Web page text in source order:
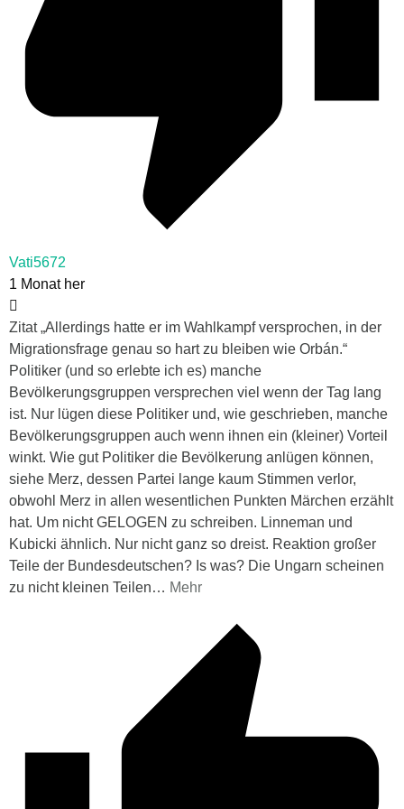
Vati5672
1 Monat her
Zitat „Allerdings hatte er im Wahlkampf versprochen, in der
Migrationsfrage genau so hart zu bleiben wie Orbán.“
Politiker (und so erlebte ich es) manche
Bevölkerungsgruppen versprechen viel wenn der Tag lang
ist. Nur lügen diese Politiker und, wie geschrieben, manche
Bevölkerungsgruppen auch wenn ihnen ein (kleiner) Vorteil
winkt. Wie gut Politiker die Bevölkerung anlügen können,
siehe Merz, dessen Partei lange kaum Stimmen verlor,
obwohl Merz in allen wesentlichen Punkten Märchen erzählt
hat. Um nicht GELOGEN zu schreiben. Linneman und
Kubicki ähnlich. Nur nicht ganz so dreist. Reaktion großer
Teile der Bundesdeutschen? Is was? Die Ungarn scheinen
zu nicht kleinen Teilen… Mehr